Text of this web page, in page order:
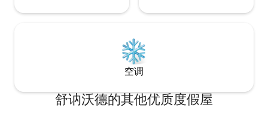
空调
舒讷沃德的其他优质度假屋